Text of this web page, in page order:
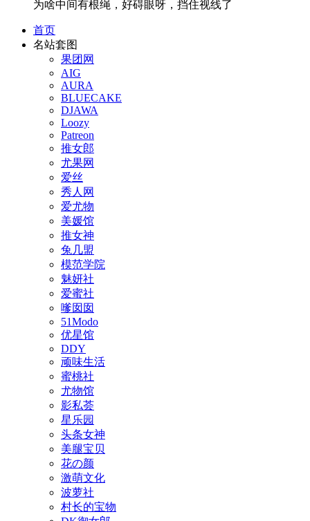
为啥中间有根绳，好碍眼呀，挡住视线了
首页
名站套图
果团网
AIG
AURA
BLUECAKE
DJAWA
Loozy
Patreon
推女郎
尤果网
爱丝
秀人网
爱尤物
美媛馆
推女神
兔几盟
模范学院
魅妍社
爱蜜社
嗲囡囡
51Modo
优星馆
DDY
顽味生活
蜜桃社
尤物馆
影私荟
星乐园
头条女神
美腿宝贝
花の颜
激萌文化
波萝社
村长的宝物